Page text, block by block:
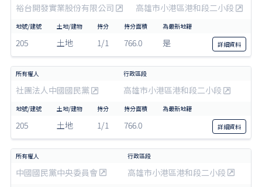
裕台開發實業股份有限公司 高雄市小港區港和段二小段
205 土地 1/1 766.0 是 詳細資料
社團法人中國國民黨 高雄市小港區港和段二小段
205 土地 1/1 766.0 詳細資料
中國國民黨中央委員會 高雄市小港區港和段二小段